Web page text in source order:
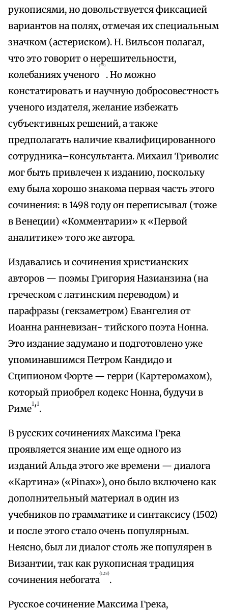
рукописями, но довольствуется фиксацией
вариантов на полях, отмечая их специальным
значком (астериском). Н. Вильсон полагал,
что это говорит о нерешительности,
колебаниях ученого
{127}
. Но можно
констатировать и научную добросовестность
ученого издателя, желание избежать
субъективных решений, а также
предполагать наличие квалифицированного
сотрудника–консультанта. Михаил Триволис
мог быть привлечен к изданию, поскольку
ему была хорошо знакома первая часть этого
сочинения: в 1498 году он переписывал (тоже
в Венеции) «Комментарии» к «Первой
аналитике» того же автора.
Издавались и сочинения христианских
авторов — поэмы Григория Назианзина (на
греческом с латинским переводом) и
парафразы (гекзаметром) Евангелия от
Иоанна ранневизан- тийского поэта Нонна.
Это издание задумано и подготовлено уже
упоминавшимся Петром Кандидо и
Сципионом Форте — герри (Картеромахом),
который приобрел кодекс Нонна, будучи в
Риме1'1.
В русских сочинениях Максима Грека
проявляется знание им еще одного из
изданий Альда этого же времени — диалога
«Картина» («Pinax»), оно было включено как
дополнительный материал в один из
учебников по грамматике и синтаксису (1502)
и после этого стало очень популярным.
Неясно, был ли диалог столь же популярен в
Византии, так как рукописная традиция
сочинения небогата
{128}
.
Русское сочинение Максима Грека,